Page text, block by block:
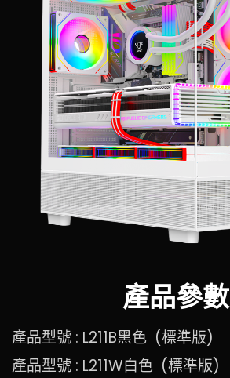
產品參數
產品型號 : L211B黑色 (標準版)
產品型號 : L211W白色 (標準版)